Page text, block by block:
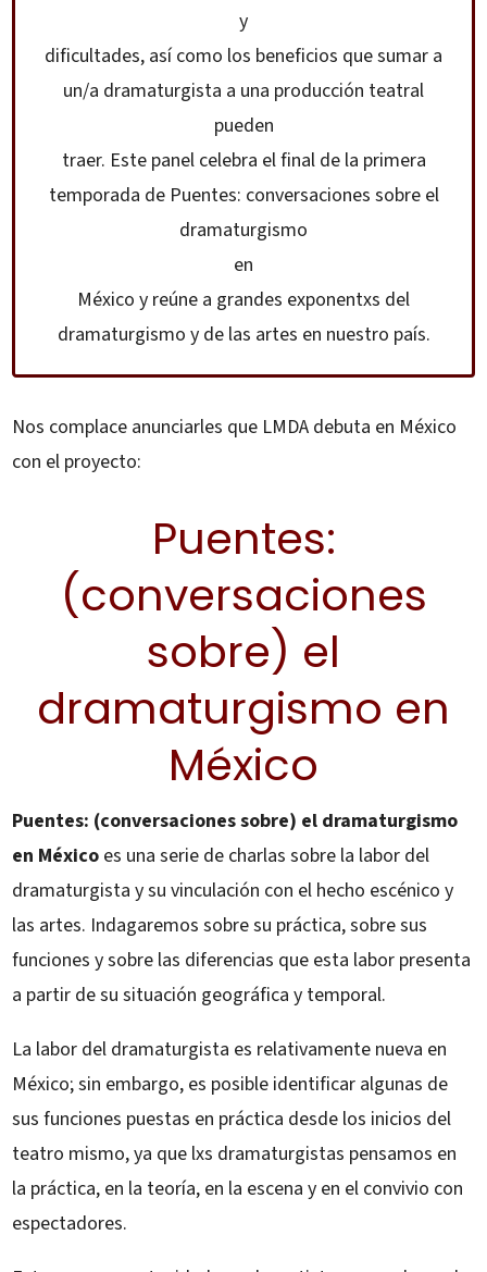
y
dificultades, así como los beneficios que sumar a
un/a dramaturgista a una producción teatral
pueden
traer. Este panel celebra el final de la primera
temporada de Puentes: conversaciones sobre el
dramaturgismo
en
México y reúne a grandes exponentxs del
dramaturgismo y de las artes en nuestro país.
Nos complace anunciarles que LMDA debuta en México
con el proyecto:
Puentes:
(conversaciones
sobre) el
dramaturgismo en
México
Puentes: (conversaciones sobre) el dramaturgismo
en México es una serie de charlas sobre la labor del
dramaturgista y su vinculación con el hecho escénico y
las artes. Indagaremos sobre su práctica, sobre sus
funciones y sobre las diferencias que esta labor presenta
a partir de su situación geográfica y temporal.
La labor del dramaturgista es relativamente nueva en
México; sin embargo, es posible identificar algunas de
sus funciones puestas en práctica desde los inicios del
teatro mismo, ya que lxs dramaturgistas pensamos en
la práctica, en la teoría, en la escena y en el convivio con
espectadores.